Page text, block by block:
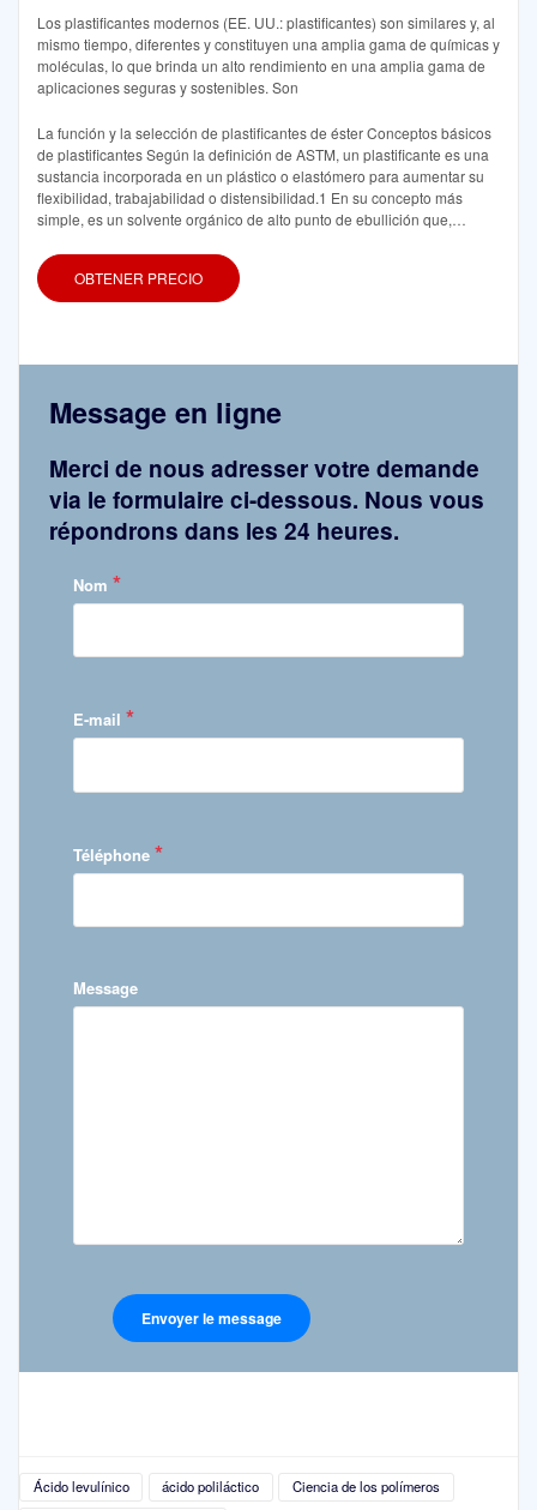
Los plastificantes modernos (EE. UU.: plastificantes) son similares y, al
mismo tiempo, diferentes y constituyen una amplia gama de químicas y
moléculas, lo que brinda un alto rendimiento en una amplia gama de
aplicaciones seguras y sostenibles. Son
La función y la selección de plastificantes de éster Conceptos básicos
de plastificantes Según la definición de ASTM, un plastificante es una
sustancia incorporada en un plástico o elastómero para aumentar su
flexibilidad, trabajabilidad o distensibilidad.1 En su concepto más
simple, es un solvente orgánico de alto punto de ebullición que,
OBTENER PRECIO
Message en ligne
Merci de nous adresser votre demande
via le formulaire ci-dessous. Nous vous
répondrons dans les 24 heures.
Nom *
E-mail *
Téléphone *
Message
Ácido levulínico ácido poliláctico
Ciencia de los polímeros